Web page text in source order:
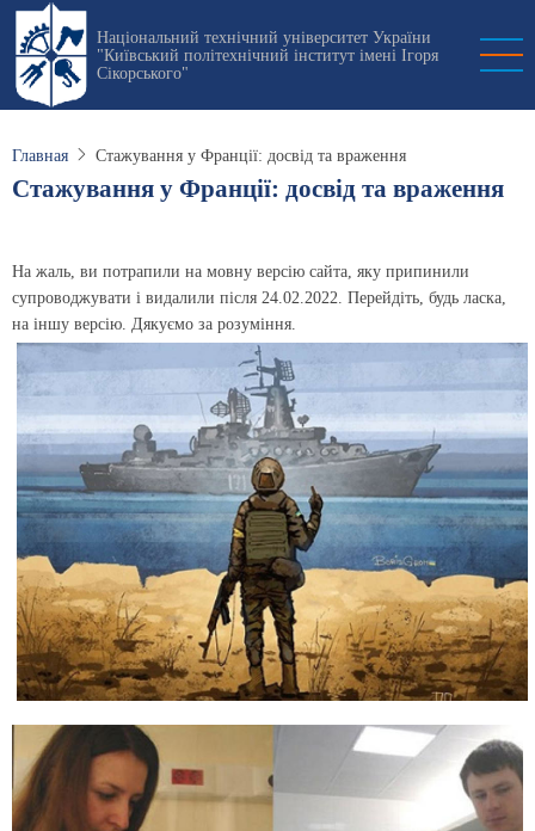
Перейти
основному
содержанию
Національний технічний університет України
"Київський політехнічний інститут імені Ігоря
Сікорського"
Главная Стажування у Франції: досвід та враження
Стажування у Франції: досвід та враження
На жаль, ви потрапили на мовну версію сайта, яку припинили
супроводжувати і видалили після 24.02.2022. Перейдіть, будь ласка,
на іншу версію. Дякуємо за розуміння.